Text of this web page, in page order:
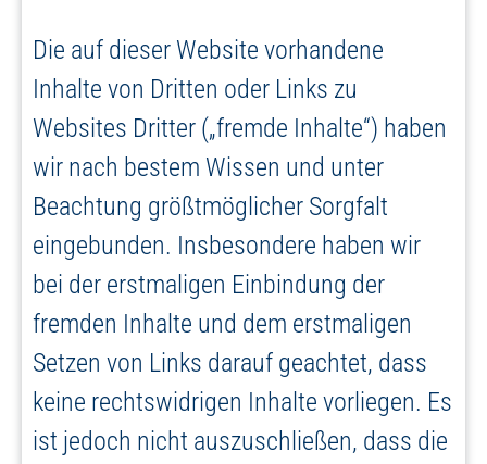
Die auf dieser Website vorhandene
Inhalte von Dritten oder Links zu
Websites Dritter („fremde Inhalte“) haben
wir nach bestem Wissen und unter
Beachtung größtmöglicher Sorgfalt
eingebunden. Insbesondere haben wir
bei der erstmaligen Einbindung der
fremden Inhalte und dem erstmaligen
Setzen von Links darauf geachtet, dass
keine rechtswidrigen Inhalte vorliegen. Es
ist jedoch nicht auszuschließen, dass die